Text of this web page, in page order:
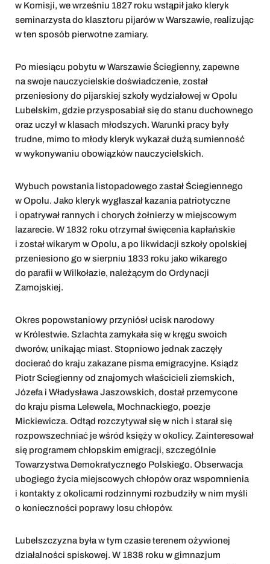
w Komisji, we wrześniu 1827 roku wstąpił jako kleryk
seminarzysta do klasztoru pijarów w Warszawie, realizując
w ten sposób pierwotne zamiary.
Po miesiącu pobytu w Warszawie Ściegienny, zapewne
na swoje nauczycielskie doświadczenie, został
przeniesiony do pijarskiej szkoły wydziałowej w Opolu
Lubelskim, gdzie przysposabiał się do stanu duchownego
oraz uczył w klasach młodszych. Warunki pracy były
trudne, mimo to młody kleryk wykazał dużą sumienność
w wykonywaniu obowiązków nauczycielskich.
Wybuch powstania listopadowego zastał Ściegiennego
w Opolu. Jako kleryk wygłaszał kazania patriotyczne
i opatrywał rannych i chorych żołnierzy w miejscowym
lazarecie. W 1832 roku otrzymał święcenia kapłańskie
i został wikarym w Opolu, a po likwidacji szkoły opolskiej
przeniesiono go w sierpniu 1833 roku jako wikarego
do parafii w Wilkołazie, należącym do Ordynacji
Zamojskiej.
Okres popowstaniowy przyniósł ucisk narodowy
w Królestwie. Szlachta zamykała się w kręgu swoich
dworów, unikając miast. Stopniowo jednak zaczęły
docierać do kraju zakazane pisma emigracyjne. Ksiądz
Piotr Sciegienny od znajomych właścicieli ziemskich,
Józefa i Władysława Jaszowskich, dostał przemycone
do kraju pisma Lelewela, Mochnackiego, poezje
Mickiewicza. Odtąd rozczytywał się w nich i starał się
rozpowszechniać je wśród księży w okolicy. Zainteresował
się programem chłopskim emigracji, szczególnie
Towarzystwa Demokratycznego Polskiego. Obserwacja
ubogiego życia miejscowych chłopów oraz wspomnienia
i kontakty z okolicami rodzinnymi rozbudziły w nim myśli
o konieczności poprawy losu chłopów.
Lubelszczyzna była w tym czasie terenem ożywionej
działalności spiskowej. W 1838 roku w gimnazjum